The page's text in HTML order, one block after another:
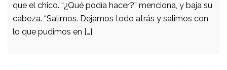
que el chico. “¿Qué podía hacer?” menciona, y baja su
cabeza. “Salimos. Dejamos todo atrás y salimos con
lo que pudimos en […]